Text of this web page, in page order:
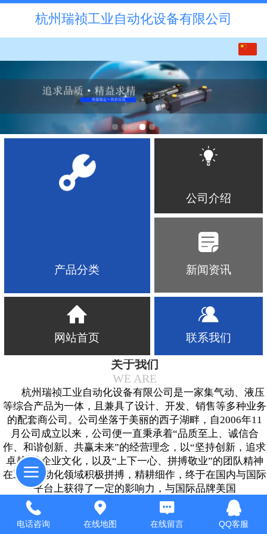
杭州瑞祯工业自动化设备有限公司
English
产品分类
公司介绍
新闻资讯
网站首页 联系我们
关于我们
WE ARE
杭州瑞祯工业自动化设备有限公司是一家集气动、液压
等综合产品为一体，且兼具了设计、开发、销售等多种业务
的配套商公司。公司坐落于美丽的西子湖畔，自2006年11
月公司成立以来，公司便一直秉承着“品质至上、诚信合
作、和谐创新、共赢未来”的经营理念，以“坚持创新，追求
卓越”的企业文化，以及“上下一心、拼搏敬业”的团队精神
在工业自动化领域积极拼搏，精耕细作，终于在国内与国际
平台上获得了一定的影响力，与国际品牌美国
ASCO/NUMATICS(纽曼蒂克)、台湾JUFAN(君帆)、西班牙
PRISMA、法国VALPES、德国BAR等生产厂家都有着长期
且密切的合作关系，同时也一如既往地为国内外石化、机
电话咨询 在线地图 在线留言 QQ客服